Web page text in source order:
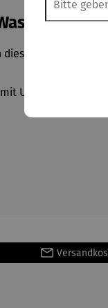
Collier aus
Unikatcharakter.